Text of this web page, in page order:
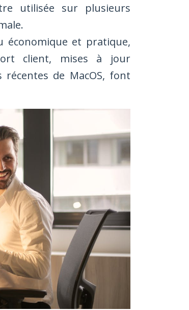
utilisée sur plusieurs
économique et pratique,
client, mises à jour
de MacOS, font